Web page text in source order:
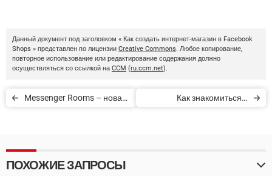
Данный документ под заголовком « Как создать интернет-магазин в Facebook
Shops » представлен по лицензии Creative Commons. Любое копирование,
повторное использование или редактирование содержания должно
осуществляться со ссылкой на CCM (ru.ccm.net).
Messenger Rooms – новая
видеоконференций
Как знакомиться в
ПОХОЖИЕ ЗАПРОСЫ